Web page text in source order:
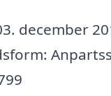
december